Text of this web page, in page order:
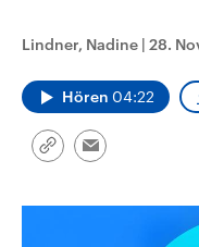
Landtagswahl Sachsen-
2026
September 2026 einen
Landtag. Seit 2021 wird
Bundesland von einer
Lindner, Nadine | 28.
Hören 04:22
Link
Email